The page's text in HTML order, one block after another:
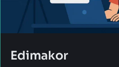
Edimakor